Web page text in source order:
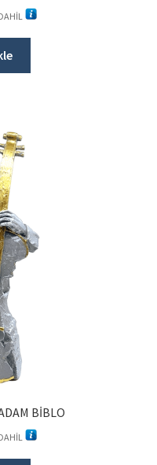
BİBLO